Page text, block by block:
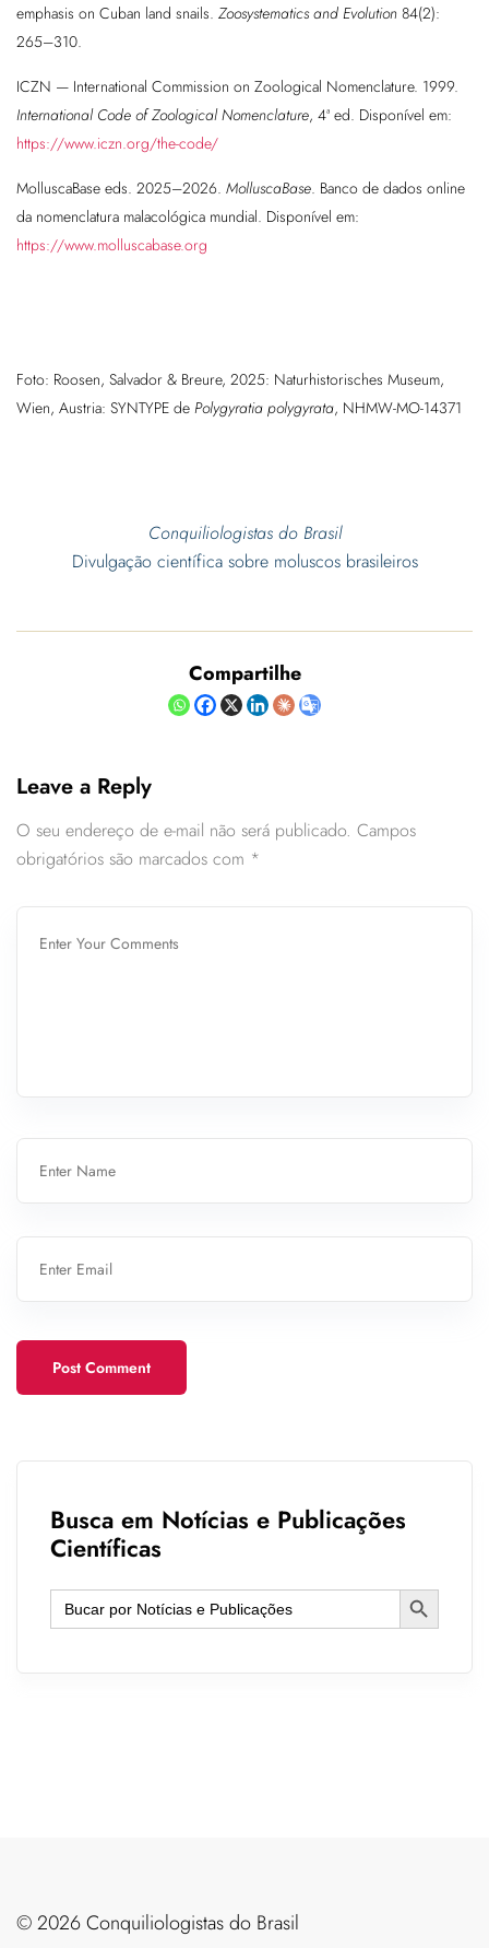
emphasis on Cuban land snails. Zoosystematics and Evolution 84(2):
265–310.
ICZN — International Commission on Zoological Nomenclature. 1999.
International Code of Zoological Nomenclature, 4ª ed. Disponível em:
https://www.iczn.org/the-code/
MolluscaBase eds. 2025–2026. MolluscaBase. Banco de dados online
da nomenclatura malacológica mundial. Disponível em:
https://www.molluscabase.org
Foto: Roosen, Salvador & Breure, 2025: Naturhistorisches Museum,
Wien, Austria: SYNTYPE de Polygyratia polygyrata, NHMW-MO-14371
Conquiliologistas do Brasil
Divulgação científica sobre moluscos brasileiros
Compartilhe
Leave a Reply
O seu endereço de e-mail não será publicado. Campos
obrigatórios são marcados com *
Post Comment
Busca em Notícias e Publicações
Científicas
Search
for:
Search Button
©️ 2026 Conquiliologistas do Brasil